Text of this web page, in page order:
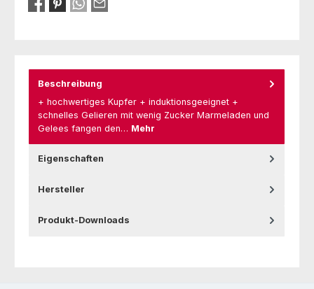
Beschreibung
+ hochwertiges Kupfer + induktionsgeeignet +
schnelles Gelieren mit wenig Zucker Marmeladen und
Gelees fangen den… Mehr
Eigenschaften
Hersteller
Produkt-Downloads